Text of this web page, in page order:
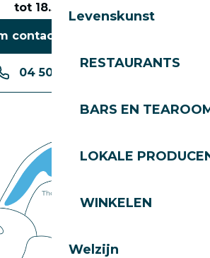
Levenskunst
RESTAURANTS
BARS EN
LOKALE
WINKELEN
Welzijn
tot 18.30 uur
contact met ons op
04 50 74 74 74